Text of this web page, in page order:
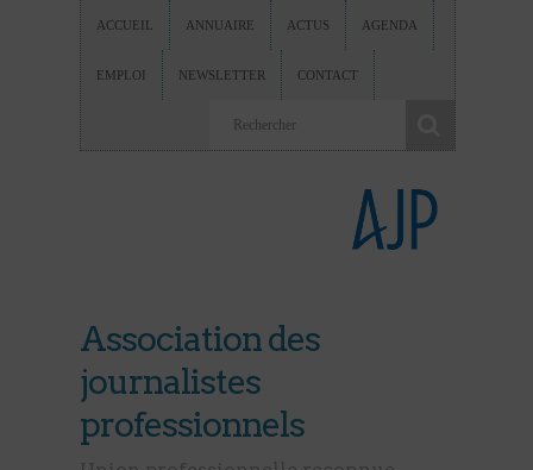
ACCUEIL ANNUAIRE ACTUS AGENDA
EMPLOI NEWSLETTER CONTACT
Association des
journalistes
professionnels